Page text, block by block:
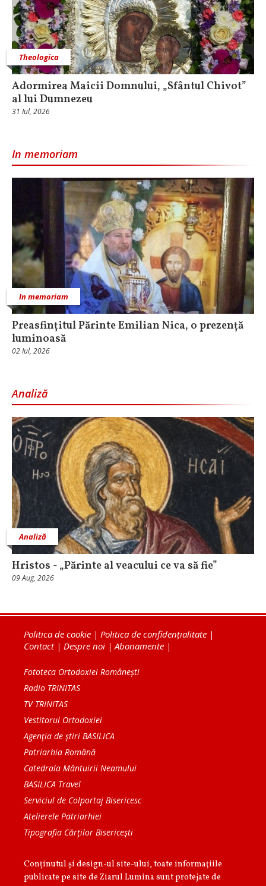
Theologica
Adormirea Maicii Domnului, „Sfântul Chivot”
al lui Dumnezeu
31 Iul, 2026
In memoriam
In memoriam
Preasfințitul Părinte Emilian Nica, o prezență
luminoasă
02 Iul, 2026
Analiză
Analiză
Hristos - „Părinte al veacului ce va să fie”
09 Aug, 2026
Politica de cookie | Politica de confidențialitate |
Contact| Despre noi | Abonamente |
Fototeca Ortodoxiei Românești
Radio TRINITAS
TV TRINITAS
Vestitorul Ortodoxiei
Agenţia de ştiri BASILICA
Patriarhia Română
Catedrala Mântuirii Neamului
BASILICA Travel
Serviciul de Colportaj Bisericesc
Atelierele Patriarhiei
Tipografia Cărţilor Bisericeşti
Conținutul și design-ul site-ului, toate informaţiile
publicate pe site de Ziarul Lumina sunt protejate de